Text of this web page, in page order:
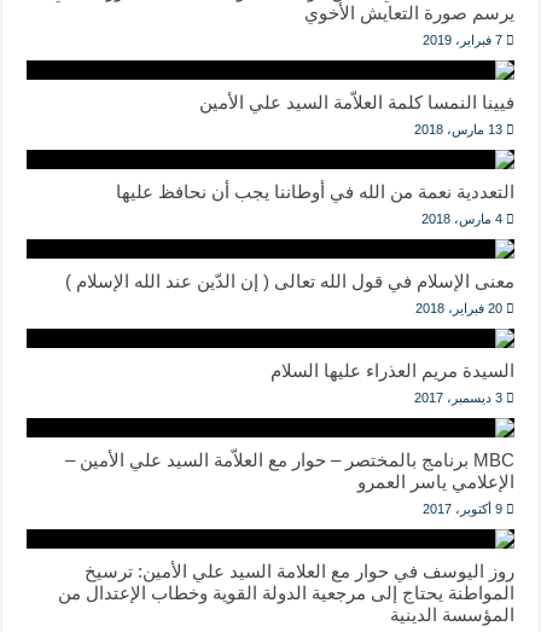
يرسم صورة التعايش الأخوي
7 فبراير، 2019
فيينا النمسا كلمة العلاّمة السيد علي الأمين
13 مارس، 2018
التعددية نعمة من الله في أوطاننا يجب أن نحافظ عليها
4 مارس، 2018
معنى الإسلام في قول الله تعالى ( إن الدّين عند الله الإسلام )
20 فبراير، 2018
السيدة مريم العذراء عليها السلام
3 ديسمبر، 2017
MBC برنامج بالمختصر – حوار مع العلاّمة السيد علي الأمين –
الإعلامي ياسر العمرو
9 أكتوبر، 2017
روز اليوسف في حوار مع العلامة السيد علي الأمين: ترسيخ
المواطنة يحتاج إلى مرجعية الدولة القوية وخطاب الإعتدال من
المؤسسة الدينية